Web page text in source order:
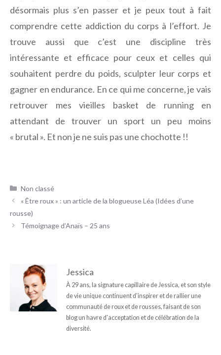
désormais plus s’en passer et je peux tout à fait
comprendre cette addiction du corps à l’effort. Je
trouve aussi que c’est une discipline très
intéressante et efficace pour ceux et celles qui
souhaitent perdre du poids, sculpter leur corps et
gagner en endurance. En ce qui me concerne, je vais
retrouver mes vieilles basket de running en
attendant de trouver un sport un peu moins
« brutal ». Et non je ne suis pas une chochotte !!
Catégories
Non classé
« Être roux » : un article de la blogueuse Léa (Idées d’une
rousse)
Témoignage d’Anaïs – 25 ans
Jessica
À 29 ans, la signature capillaire de Jessica, et son style
de vie unique continuent d'inspirer et de rallier une
communauté de roux et de rousses, faisant de son
blog un havre d'acceptation et de célébration de la
diversité.